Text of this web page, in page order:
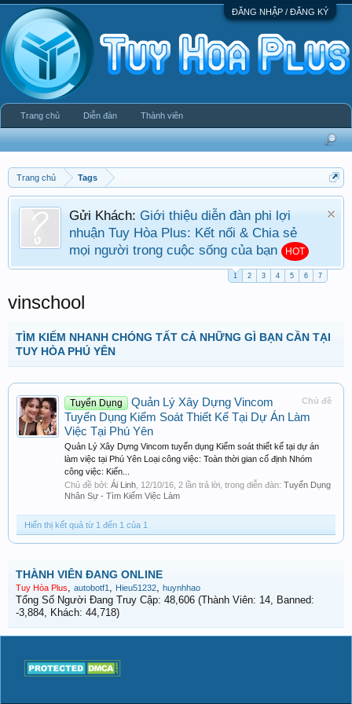
ĐĂNG NHẬP / ĐĂNG KÝ
Trang chủ Tags
Gửi Khách: Giới thiệu diễn đàn phi lợi
nhuận Tuy Hòa Plus: Kết nối & Chia sẻ
mọi người trong cuộc sống của bạn
HOT
1 2 3 4 5 6 7
vinschool
TÌM KIẾM NHANH CHÓNG TẤT CẢ NHỮNG GÌ BẠN CẦN TẠI
TUY HÒA PHÚ YÊN
Chủ đề
Tuyển Dụng
Quản Lý Xây Dựng Vincom
Tuyển Dụng Kiểm Soát Thiết Kế Tại Dự Án Làm
Việc Tại Phú Yên
Quản Lý Xây Dựng Vincom tuyển dụng Kiểm soát thiết kế tại dự án
làm việc tại Phú Yên Loại công việc: Toàn thời gian cố định Nhóm
công việc: Kiến...
Chủ đề bởi: Ái Linh 12/10/16 , 2 lần trả lời, trong diễn đàn: Tuyển Dụng
Nhân Sự - Tìm Kiếm Việc Làm
Hiển thị kết quả từ 1 đến 1 của 1
THÀNH VIÊN ĐANG ONLINE
Tuy Hòa Plus, autobotf1 , Hieu51232, huynhhao
Tổng Số Người Đang Truy Cập: 48,606 (Thành Viên: 14, Banned:
-3,884, Khách: 44,718)
Trang chủ Diễn đàn Thành viên